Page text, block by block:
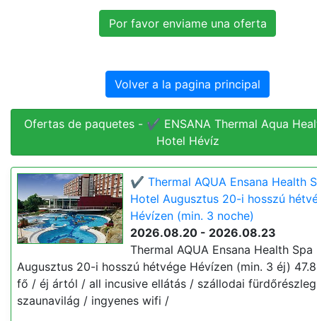
Volver a la pagina principal
Ofertas de paquetes - ✔️ ENSANA Thermal Aqua
Hotel Hévíz
✔️ Thermal AQUA Ensana Health
Hotel Augusztus 20-i hosszú
Hévízen (min. 3 noche)
2026.08.20 - 2026.08.23
Thermal AQUA Ensana Health
Augusztus 20-i hosszú hétvége Hévízen (min. 3 éj)
fő / éj ártól / all incusive ellátás / szállodai
szaunavilág / ingyenes wifi /